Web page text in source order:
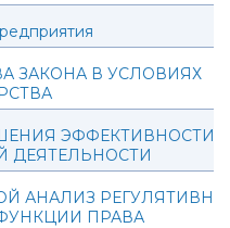
ЗАКОНА В УСЛОВИЯХ
ЭФФЕКТИВНОСТИ
ДЕЯТЕЛЬНОСТИ
АНАЛИЗ
ПРАВА